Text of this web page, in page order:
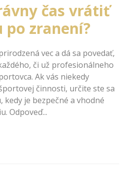
čas vrátiť
po zranení?
vec a dá sa povedať,
či už profesionálneho
Ak vás niekedy
činnosti, určite ste sa
kedy je bezpečné a vhodné
Odpoveď...